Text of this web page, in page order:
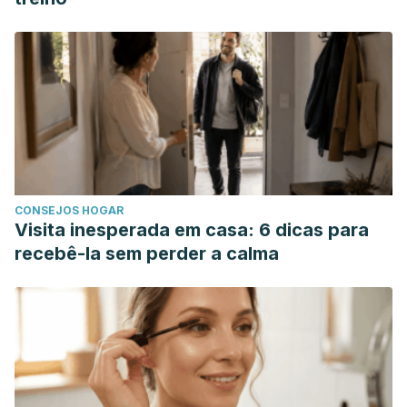
CONSEJOS HOGAR
Visita inesperada em casa: 6 dicas para
recebê-la sem perder a calma